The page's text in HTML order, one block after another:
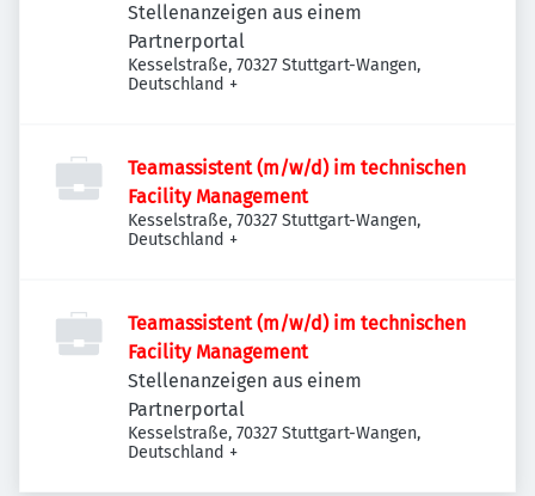
Stellenanzeigen aus einem
Partnerportal
Kesselstraße, 70327 Stuttgart-Wangen,
Deutschland +
Teamassistent (m/w/d) im technischen
Facility Management
Kesselstraße, 70327 Stuttgart-Wangen,
Deutschland +
Teamassistent (m/w/d) im technischen
Facility Management
Stellenanzeigen aus einem
Partnerportal
Kesselstraße, 70327 Stuttgart-Wangen,
Deutschland +